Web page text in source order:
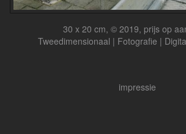
30 x 20 cm, © 2019, prijs op
Tweedimensionaal | Fotografie |
impressie